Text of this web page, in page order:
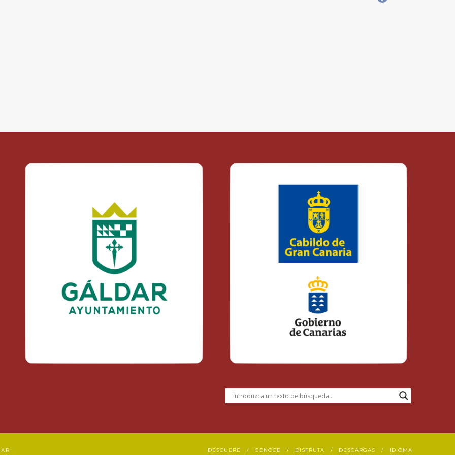
DESCUBRE CONOCE DISFRUTA DESCARGAS IDIOMA